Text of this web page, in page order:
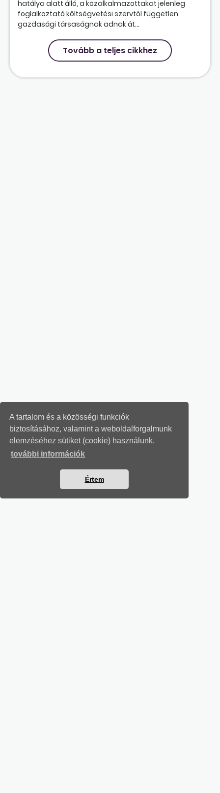
A tartalom és a közösségi funkciók
biztosításához, valamint a weboldalforgalmunk
elemzéséhez sütiket (cookie) használunk.
további információk
Értem
hatálya alatt álló, a közalkalmazottakat jelenleg
foglalkoztató költségvetési szervtől független
gazdasági társaságnak adnak át...
Tovább a teljes cikkhez